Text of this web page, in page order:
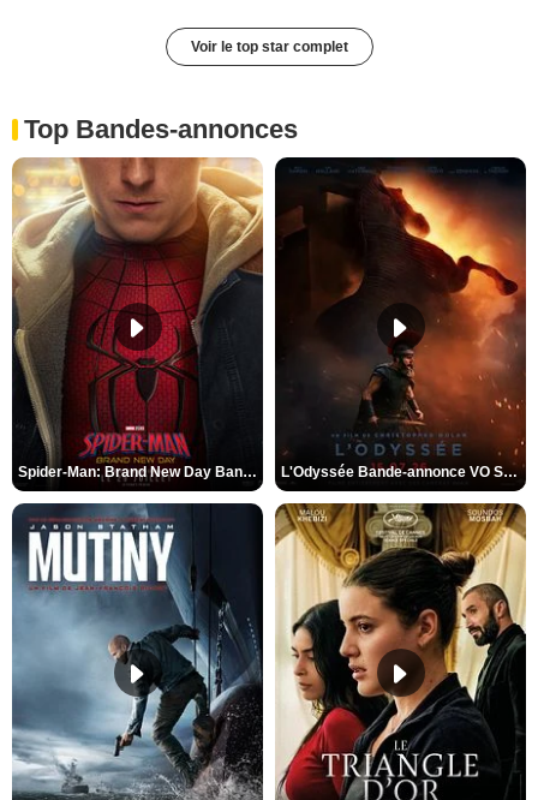
Voir le top star complet
Top Bandes-annonces
Spider-Man: Brand New Day Bande-annonce VO STFR L'Odyssée Bande-annonce VO STFR